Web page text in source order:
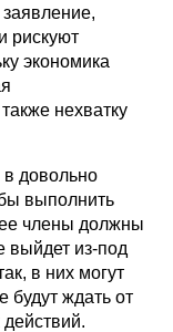
рискуют
экономика
нехватку
в довольно
выполнить
члены должны
выйдет из-под
в них могут
будут ждать от